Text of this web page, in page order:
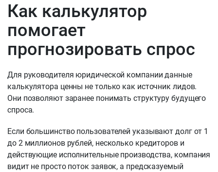
Как калькулятор
помогает
прогнозировать спрос
Для руководителя юридической компании данные
калькулятора ценны не только как источник лидов.
Они позволяют заранее понимать структуру будущего
спроса.
Если большинство пользователей указывают долг от 1
до 2 миллионов рублей, несколько кредиторов и
действующие исполнительные производства, компания
видит не просто поток заявок, а предсказуемый